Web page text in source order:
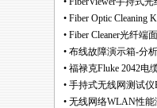
• Fiber Optic Cleaning
• Fiber Cleaner光纤端
• 布线故障演示箱-分
• 福禄克Fluke 2042电
• 手持式无线网测试
• 无线网络WLAN性